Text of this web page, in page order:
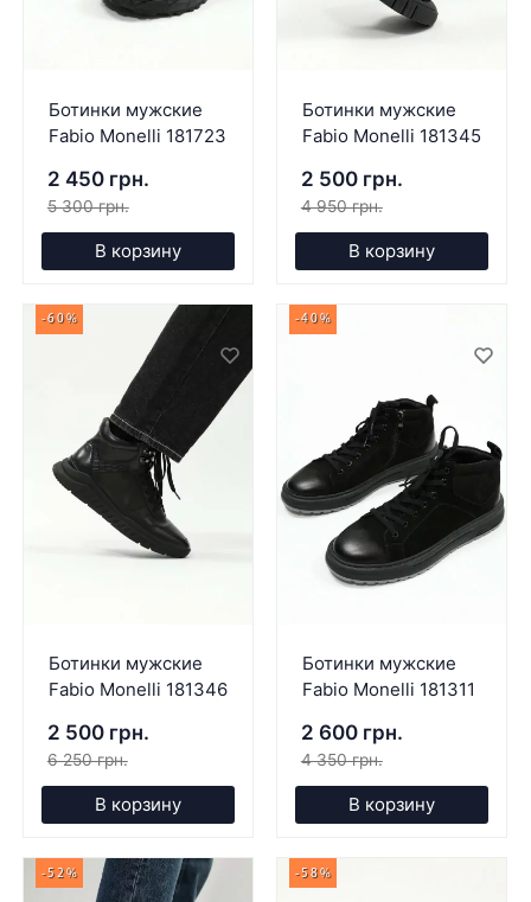
Ботинки мужские
Fabio Monelli 181723
2 450 грн.
5 300 грн.
В корзину
Ботинки мужские
Fabio Monelli 181345
2 500 грн.
4 950 грн.
В корзину
-60%
Ботинки мужские
Fabio Monelli 181346
2 500 грн.
6 250 грн.
В корзину
-40%
Ботинки мужские
Fabio Monelli 181311
2 600 грн.
4 350 грн.
В корзину
-52% -58%